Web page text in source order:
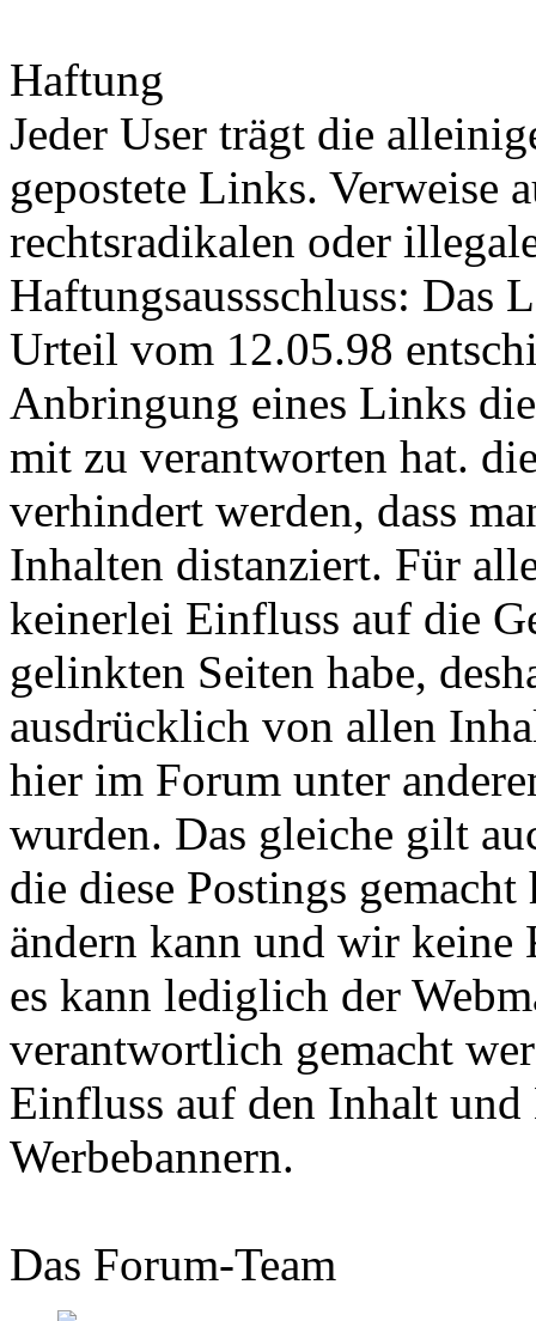
Haftung
Jeder User trägt die
gepostete Links. Verweise
rechtsradikalen oder
Haftungsaussschluss: Das
Urteil vom 12.05.98
Anbringung eines Links
mit zu verantworten hat.
verhindert werden, dass
Inhalten distanziert. Für
keinerlei Einfluss auf die
gelinkten Seiten habe,
ausdrücklich von allen
hier im Forum unter
wurden. Das gleiche gilt
die diese Postings
ändern kann und wir
es kann lediglich der
verantwortlich gemacht
Einfluss auf den Inhalt
Werbebannern.
Das Forum-Team